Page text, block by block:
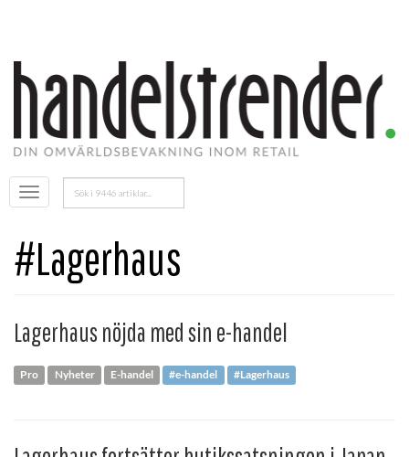
Öppna
menyn
Sök
efter:
#Lagerhaus
Lagerhaus nöjda med sin e-handel
Pro Nyheter E-handel #e-handel #Lagerhaus